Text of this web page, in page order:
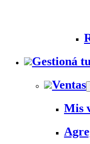
Gestioná
Ventas
Mis